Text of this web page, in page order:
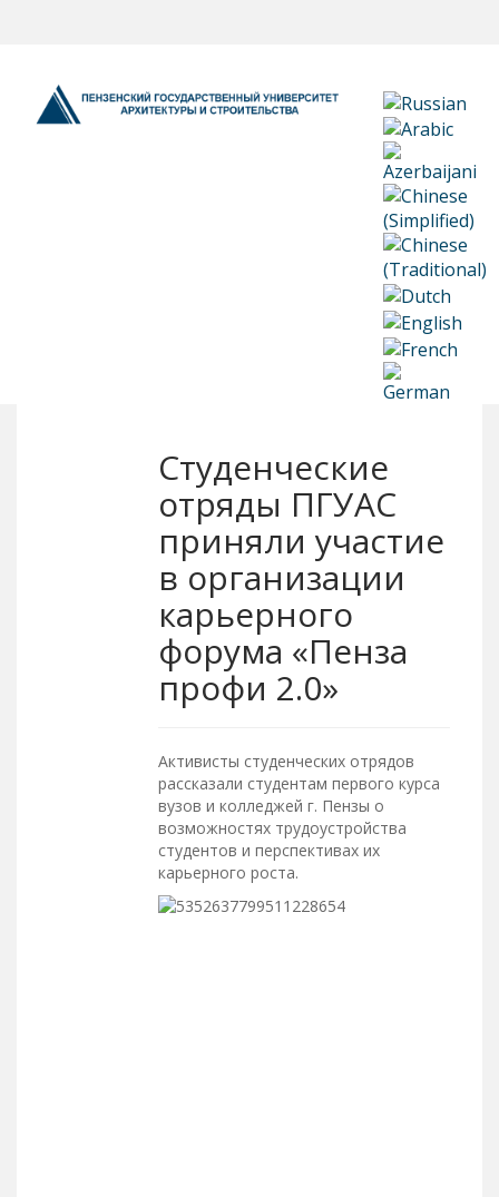
Студенческие
отряды ПГУАС
приняли участие
в организации
карьерного
форума «Пенза
профи 2.0»
Активисты студенческих отрядов
рассказали студентам первого курса
вузов и колледжей г. Пензы о
возможностях трудоустройства
студентов и перспективах их
карьерного роста.